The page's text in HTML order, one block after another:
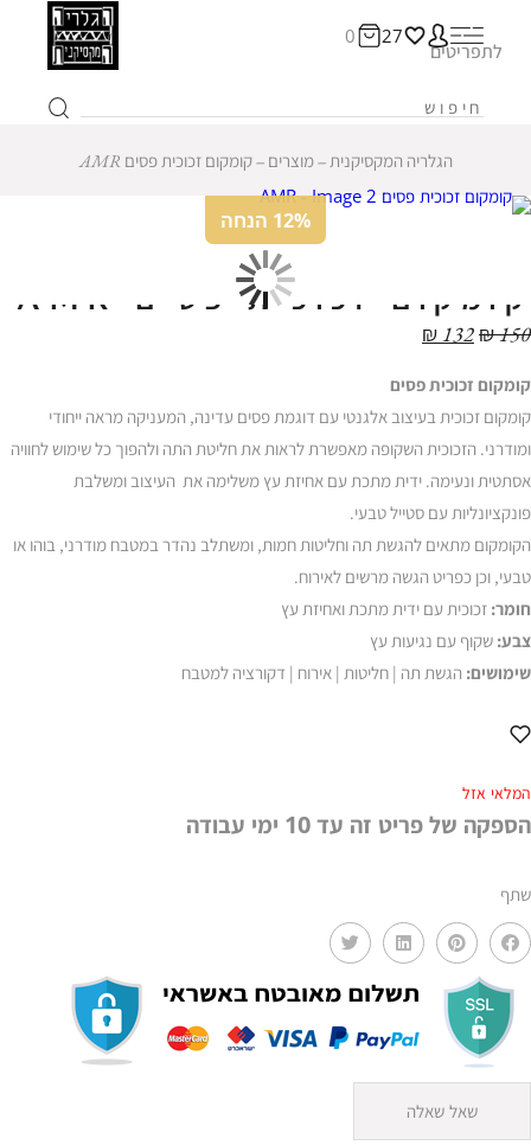
27
0
לתפריטים
הגלריה המקסיקנית ‒מוצרים ‒קומקום זכוכית פסים AMR
12% הנחה
קומקום זכוכית פסים AMR
₪150
₪132
קומקום זכוכית פסים
קומקום זכוכית בעיצוב אלגנטי עם דוגמת פסים עדינה, המעניקה מראה ייחודי
ומודרני. הזכוכית השקופה מאפשרת לראות את חליטת התה ולהפוך כל שימוש לחוויה
אסתטית ונעימה. ידית מתכת עם אחיזת עץ משלימה את העיצוב ומשלבת
פונקציונליות עם סטייל טבעי.
הקומקום מתאים להגשת תה וחליטות חמות, ומשתלב נהדר במטבח מודרני, בוהו או
טבעי, וכן כפריט הגשה מרשים לאירוח.
חומר: זכוכית עם ידית מתכת ואחיזת עץ
צבע: שקוף עם נגיעות עץ
שימושים: הגשת תה | חליטות | אירוח | דקורציה למטבח
המלאי אזל
הספקה של פריט זה עד 10 ימי עבודה
שתף
שאל שאלה